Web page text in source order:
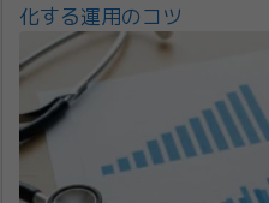
化する運用のコツ